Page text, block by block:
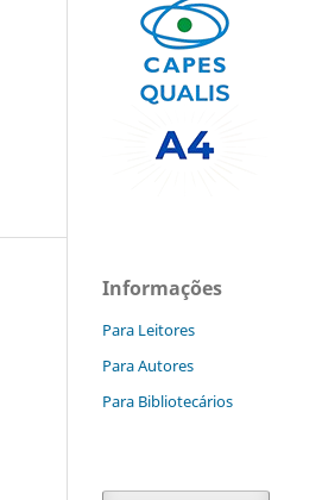
Informações
Para Leitores
Para Autores
Para Bibliotecários